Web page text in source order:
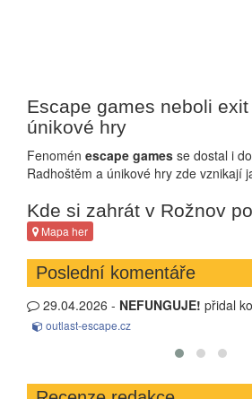
Escape games neboli
únikové hry
Fenomén escape games se dostal i
Radhoštěm a únikové hry zde vznikají
Kde si zahrát v Rožnov
Mapa her
Poslední komentáře
12.11.2025 -Tomaspřidal
Únik z čarodějnic...